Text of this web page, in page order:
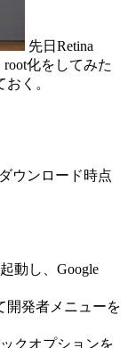
先日Retina
化をしてみた
く。
ダウンロード時点
動し、Google
開発者メニューを
クオプションを